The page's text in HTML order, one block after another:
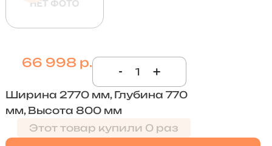
66 998 р.
- +
Ширина 2770 мм, Глубина 770
мм, Высота 800 мм
Этот товар купили 0 раз